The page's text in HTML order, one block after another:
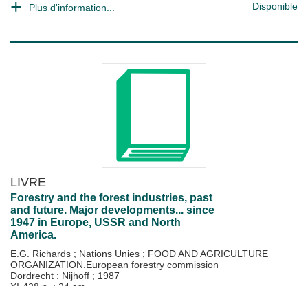
Plus d'information... Disponible
LIVRE
Forestry and the forest industries, past
and future. Major developments... since
1947 in Europe, USSR and North
America.
E.G. Richards ; Nations Unies ; FOOD AND AGRICULTURE
ORGANIZATION.European forestry commission
Dordrecht : Nijhoff ; 1987